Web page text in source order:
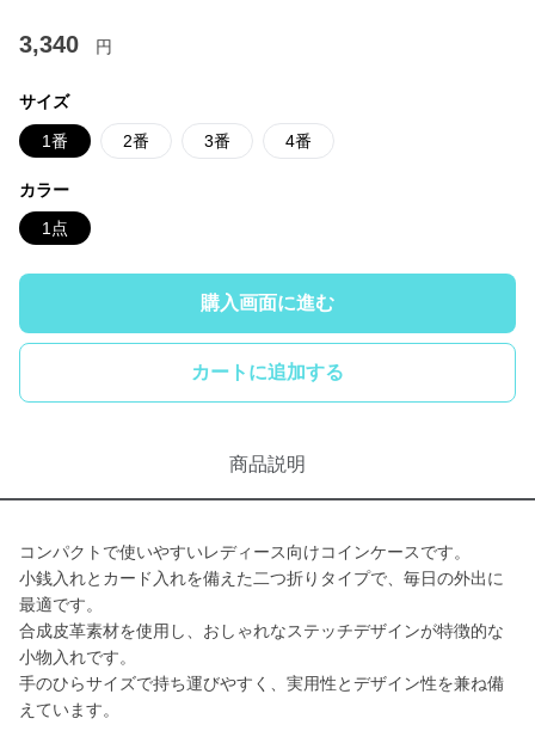
3,340 円
サイズ
1番 2番 3番 4番
カラー
1点
購入画面に進む
カートに追加する
商品説明
コンパクトで使いやすいレディース向けコインケースです。
小銭入れとカード入れを備えた二つ折りタイプで、毎日の外出に
最適です。
合成皮革素材を使用し、おしゃれなステッチデザインが特徴的な
小物入れです。
手のひらサイズで持ち運びやすく、実用性とデザイン性を兼ね備
えています。